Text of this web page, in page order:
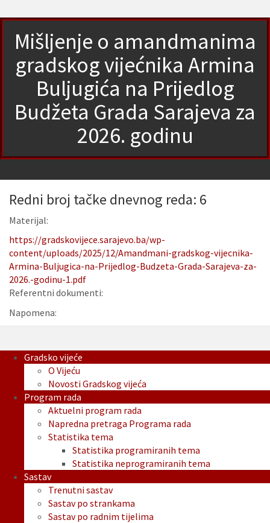
Mišljenje o amandmanima
gradskog vijećnika Armina
Buljugića na Prijedlog
Budžeta Grada Sarajeva za
2026. godinu
Redni broj tačke dnevnog reda: 6
Materijal:
https://gradskovijece.sarajevo.ba/wp-
content/uploads/2025/12/Amandmani-gradskog-vijecnika-
Armina-Buljugica-na-Prijedlog-Budzeta-Grada-Sarajeva-za-
2026.-godinu-1.pdf
Referentni dokumenti:
Napomena:
Gradsko vijeće
O Vijeću
Novosti Gradskog vijeća
Program rada
Aktuelni program rada
Napredna pretraga Programa rada
Statistika tema
Statistika programiranih tema
Statistika neprogramiranih tema
Sastav
Trenutni sastav
Sastav po strankama
Sastav po radnim tijelima